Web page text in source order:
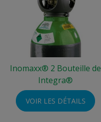
Inomaxx® 2 Bouteille de
Integra®
VOIR LES DÉTAILS